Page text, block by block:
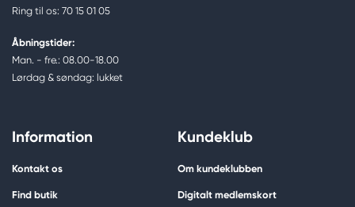
Ring til os: 70 15 01 05
Åbningstider:
Man. - fre.: 08.00-18.00
Lørdag & søndag: lukket
Information
Kontakt os
Find butik
Kundeklub
Om kundeklubben
Digitalt medlemskort